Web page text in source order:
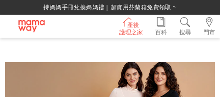
持媽媽手冊兌換媽媽禮｜超實用芬蘭箱免費領取 ~
產後
護理之家
門市
百科 搜尋